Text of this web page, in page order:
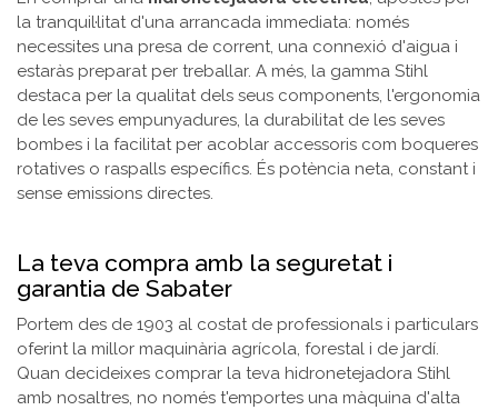
la tranquil·litat d'una arrancada immediata: només
necessites una presa de corrent, una connexió d'aigua i
estaràs preparat per treballar. A més, la gamma Stihl
destaca per la qualitat dels seus components, l'ergonomia
de les seves empunyadures, la durabilitat de les seves
bombes i la facilitat per acoblar accessoris com boqueres
rotatives o raspalls específics. És potència neta, constant i
sense emissions directes.
La teva compra amb la seguretat i
garantia de Sabater
Portem des de 1903 al costat de professionals i particulars
oferint la millor maquinària agrícola, forestal i de jardí.
Quan decideixes comprar la teva hidronetejadora Stihl
amb nosaltres, no només t'emportes una màquina d'alta